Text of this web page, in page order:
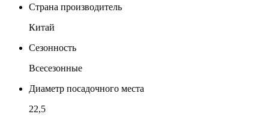
Страна производитель
Китай
Сезонность
Всесезонные
Диаметр посадочного места
22,5